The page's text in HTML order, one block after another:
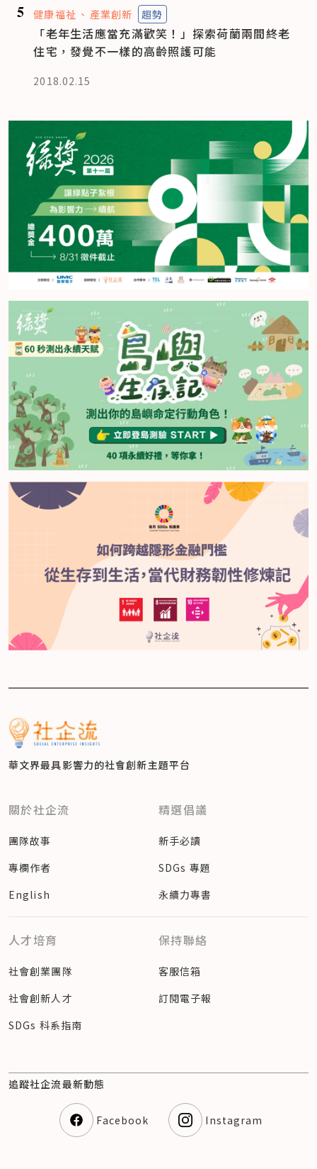
5 健康福祉 產業創新 趨勢
「老年生活應當充滿歡笑！」探索荷蘭兩間終老
住宅，發覺不一樣的高齡照護可能
2018.02.15
華文界最具影響力的社會創新主題平台
關於社企流
團隊故事
專欄作者
English
精選倡議
新手必讀
SDGs 專題
永續力專書
人才培育
社會創業團隊
社會創新人才
SDGs 科系指南
保持聯絡
客服信箱
訂閱電子報
追蹤社企流最新動態
Facebook Instagram